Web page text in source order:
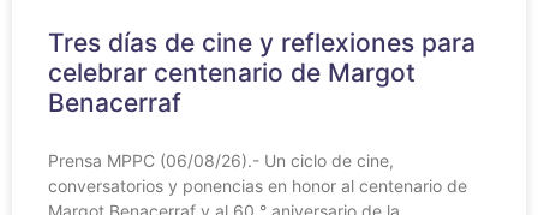
Tres días de cine y reflexiones para
celebrar centenario de Margot
Benacerraf
Prensa MPPC (06/08/26).- Un ciclo de cine,
conversatorios y ponencias en honor al centenario de
Margot Benacerraf y al 60.° aniversario de la